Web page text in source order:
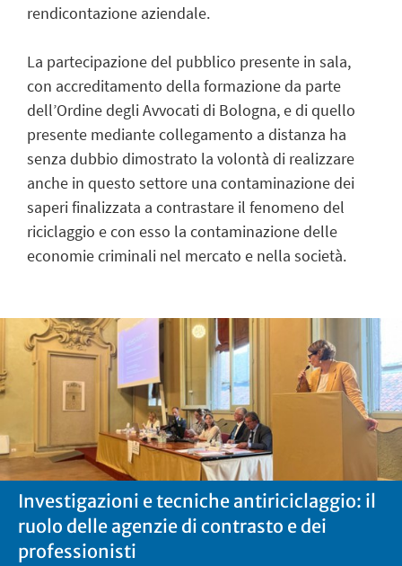
rendicontazione aziendale.
La partecipazione del pubblico presente in sala,
con accreditamento della formazione da parte
dell’Ordine degli Avvocati di Bologna, e di quello
presente mediante collegamento a distanza ha
senza dubbio dimostrato la volontà di realizzare
anche in questo settore una contaminazione dei
saperi finalizzata a contrastare il fenomeno del
riciclaggio e con esso la contaminazione delle
economie criminali nel mercato e nella società.
Investigazioni e tecniche antiriciclaggio: il
ruolo delle agenzie di contrasto e dei
professionisti
Investigazioni e tecniche antiriciclaggio: il
ruolo delle agenzie di contrasto e dei
professionisti
Investigazioni e tecniche antiriciclaggio: il
ruolo delle agenzie di contrasto e dei
professionisti